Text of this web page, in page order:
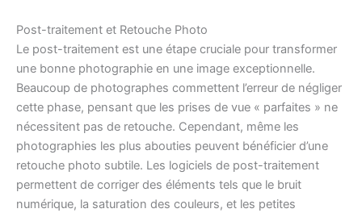
Post-traitement et Retouche Photo
Le post-traitement est une étape cruciale pour transformer
une bonne photographie en une image exceptionnelle.
Beaucoup de photographes commettent l’erreur de négliger
cette phase, pensant que les prises de vue « parfaites » ne
nécessitent pas de retouche. Cependant, même les
photographies les plus abouties peuvent bénéficier d’une
retouche photo subtile. Les logiciels de post-traitement
permettent de corriger des éléments tels que le bruit
numérique, la saturation des couleurs, et les petites